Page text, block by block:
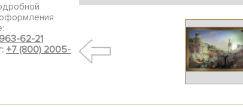
62-21
+7 (800) 2005-